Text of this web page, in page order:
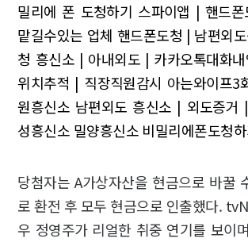
밀리에 폰 도청하기 스파이앱 | 핸드
맡길수있는 업체 핸드폰도청 | 남편외
청 흥신소 | 아내외도 | 카카오톡대화
위치추적 | 직장직원감시 아는와이프3
원흥신소 남편외도 흥신소 | 외도증거
성흥신소 밀양흥신소 비밀리에폰도청
당첨자는 A가상자산을 현금으로 바꿀
로 환전 후 모두 현금으로 인출했다.
우 정영주가 리얼한 취중 연기를 보이